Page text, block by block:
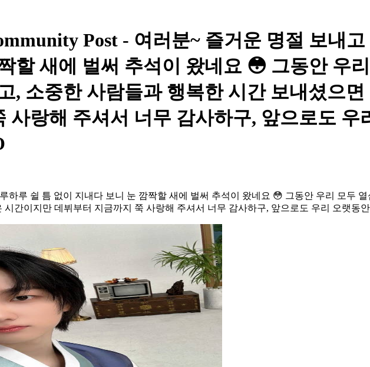
Post - 여러분~ 즐거운 명절 보내
할 새에 벌써 추석이 왔네요 😳 그동안 우
, 소중한 사람들과 행복한 시간 보내셨으
사랑해 주셔서 너무 감사하구, 앞으로도 우
하루 쉴 틈 없이 지내다 보니 눈 깜짝할 새에 벌써 추석이 왔네요 😳 그동안 우리 모두
간이지만 데뷔부터 지금까지 쭉 사랑해 주셔서 너무 감사하구, 앞으로도 우리 오랫동